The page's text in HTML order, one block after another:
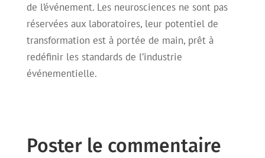
de l’événement. Les neurosciences ne sont pas
réservées aux laboratoires, leur potentiel de
transformation est à portée de main, prêt à
redéfinir les standards de l’industrie
événementielle.
Poster le commentaire